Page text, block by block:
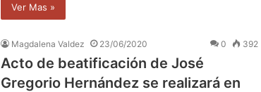
Ver Mas »
Magdalena Valdez 23/06/2020 0 392
Acto de beatificación de José
Gregorio Hernández se realizará en